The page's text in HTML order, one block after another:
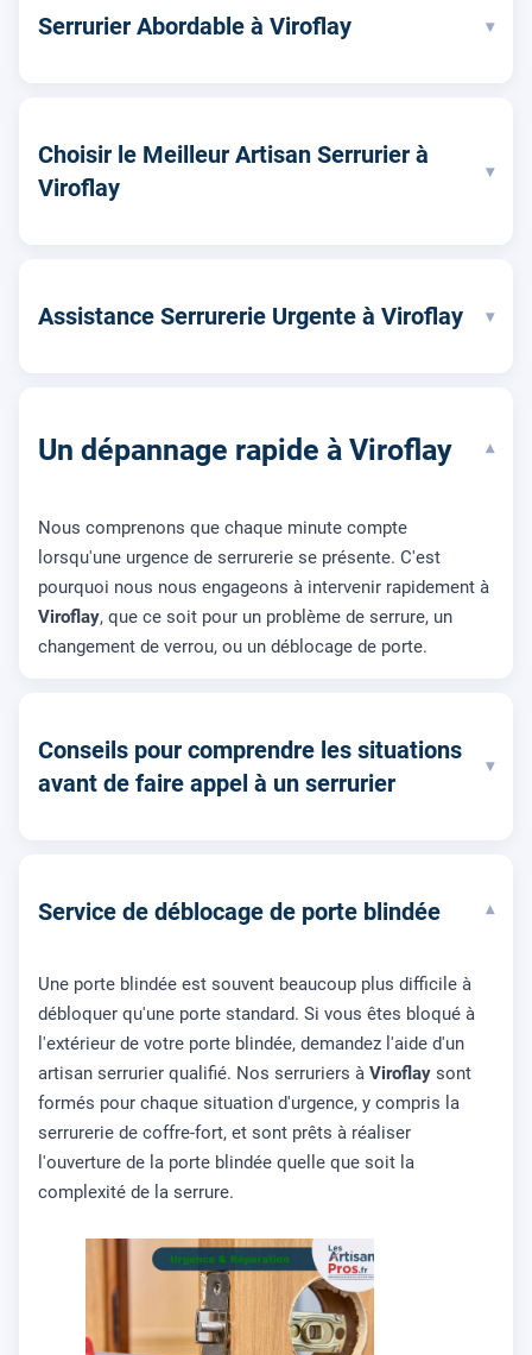
Serrurier Abordable à Viroflay ▾
Choisir le Meilleur Artisan Serrurier à
Viroflay
▾
Assistance Serrurerie Urgente à Viroflay ▾
Un dépannage rapide à Viroflay ▾
Nous comprenons que chaque minute compte
lorsqu'une urgence de serrurerie se présente. C'est
pourquoi nous nous engageons à intervenir rapidement à
Viroflay, que ce soit pour un problème de serrure, un
changement de verrou, ou un déblocage de porte.
Conseils pour comprendre les situations
avant de faire appel à un serrurier
▾
Service de déblocage de porte blindée ▾
Une porte blindée est souvent beaucoup plus difficile à
débloquer qu'une porte standard. Si vous êtes bloqué à
l'extérieur de votre porte blindée, demandez l'aide d'un
artisan serrurier qualifié. Nos serruriers à Viroflay sont
formés pour chaque situation d'urgence, y compris la
serrurerie de coffre-fort, et sont prêts à réaliser
l'ouverture de la porte blindée quelle que soit la
complexité de la serrure.